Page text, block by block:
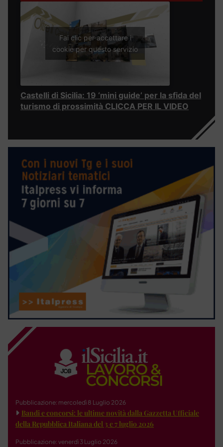
Fai clic per accettare i
cookie per questo servizio
Castelli di Sicilia: 19 ‘mini guide’ per la sfida del
turismo di prossimità CLICCA PER IL VIDEO
Pubblicazione: mercoledì 8 Luglio 2026
Bandi e concorsi: le ultime novità dalla Gazzetta Ufficiale
della Repubblica Italiana del 3 e 7 luglio 2026
Pubblicazione: venerdì 3 Luglio 2026